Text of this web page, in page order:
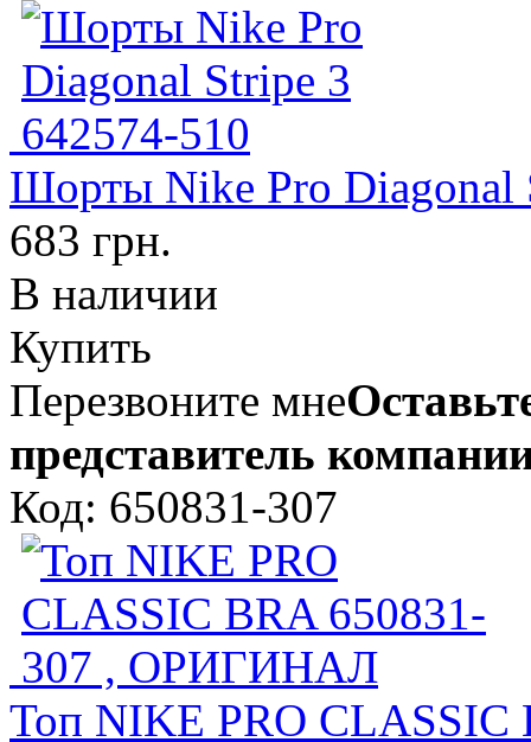
Шорты Nike Pro Diagonal
683 грн.
В наличии
Купить
Перезвоните мне
представитель
Код: 650831-307
Топ NIKE PRO